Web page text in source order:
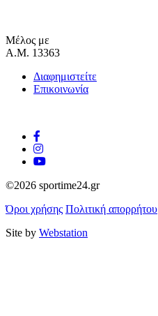
Μέλος με
Α.Μ. 13363
Διαφημιστείτε
Επικοινωνία
©2026 sportime24.gr
Όροι χρήσης Πολιτική απορρήτου
Site by Webstation